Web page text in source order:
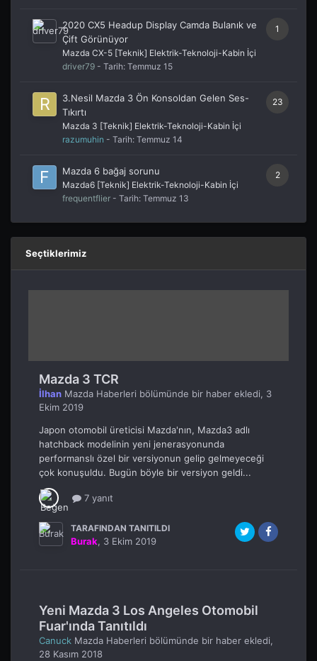
1
2020 CX5 Headup Display Camda Bulanık ve
Çift Görünüyor
Mazda CX-5 [Teknik] Elektrik-Teknoloji-Kabin İçi
driver79 - Tarih: Temmuz 15
23
3.Nesil Mazda 3 Ön Konsoldan Gelen Ses-
Tıkırtı
Mazda 3 [Teknik] Elektrik-Teknoloji-Kabin İçi
razumuhin - Tarih: Temmuz 14
2
Mazda 6 bağaj sorunu
Mazda6 [Teknik] Elektrik-Teknoloji-Kabin İçi
frequentflier - Tarih: Temmuz 13
Seçtiklerimiz
Mazda 3 TCR
İlhan Mazda Haberleri bölümünde bir haber ekledi, 3
Ekim 2019
Japon otomobil üreticisi Mazda'nın, Mazda3 adlı
hatchback modelinin yeni jenerasyonunda
performanslı özel bir versiyonun gelip gelmeyeceği
çok konuşuldu. Bugün böyle bir versiyon geldi...
7 yanıt
TARAFINDAN TANITILDI
Burak, 3 Ekim 2019
Yeni Mazda 3 Los Angeles Otomobil
Fuar'ında Tanıtıldı
Canuck Mazda Haberleri bölümünde bir haber ekledi,
28 Kasım 2018